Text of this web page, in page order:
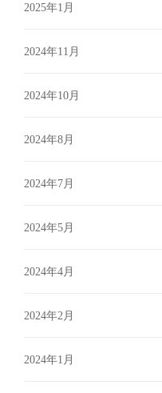
2025年1月
2024年11月
2024年10月
2024年8月
2024年7月
2024年5月
2024年4月
2024年2月
2024年1月